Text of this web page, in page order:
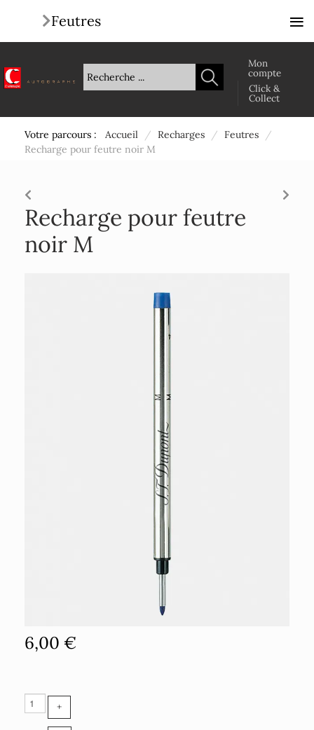
Mon
compte
Click &
Collect
Votre parcours : Accueil / Recharges / Feutres
/
Recharge pour feutre noir M
Recharge pour feutre
noir M
6,00 €
+
Feutres ≡